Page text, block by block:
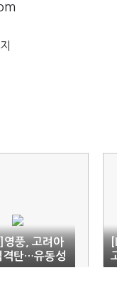
영풍, 고려아
격탄…유동성
전'